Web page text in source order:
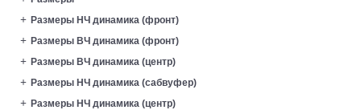
Размеры HЧ динамика (фронт)
Размеры ВЧ динамика (фронт)
Размеры ВЧ динамика (центр)
Размеры НЧ динамика (сабвуфер)
Размеры НЧ динамика (центр)